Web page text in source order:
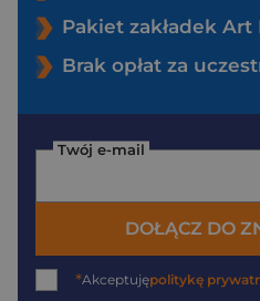
Pakiet zakładek Art
Brak opłat za
Twój e-mail
DOŁĄCZ DO
*Akceptujępolitykę